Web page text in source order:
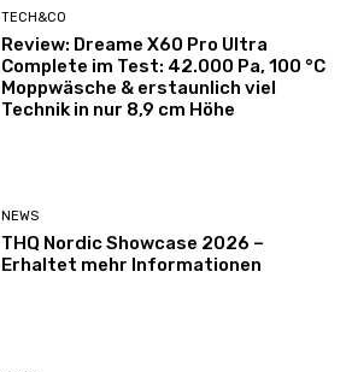
TECH&CO
Review: Dreame X60 Pro Ultra
Complete im Test: 42.000 Pa, 100 °C
Moppwäsche & erstaunlich viel
Technik in nur 8,9 cm Höhe
NEWS
THQ Nordic Showcase 2026 –
Erhaltet mehr Informationen